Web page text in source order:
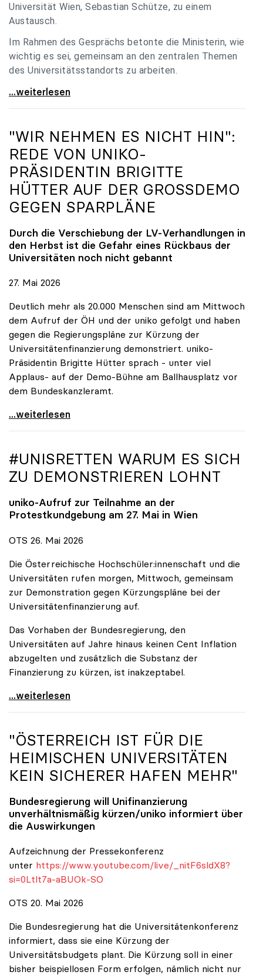
Universität Wien, Sebastian Schütze, zu einem
Austausch.
Im Rahmen des Gesprächs betonte die Ministerin, wie
wichtig es sei, gemeinsam an den zentralen Themen
des Universitätsstandorts zu arbeiten.
Holzleitner empfing uniko-Spitze zum Austausch
...weiterlesen
"WIR NEHMEN ES NICHT HIN":
REDE VON UNIKO-
PRÄSIDENTIN BRIGITTE
HÜTTER AUF DER GROSSDEMO G
EGEN SPARPLÄNE
Durch die Verschiebung der LV-Verhandlungen in
den Herbst ist die Gefahr eines Rückbaus der
Universitäten noch nicht gebannt
27. Mai 2026
Deutlich mehr als 20.000 Menschen sind am Mittwoch
dem Aufruf der ÖH und der uniko gefolgt und haben
gegen die Regierungspläne zur Kürzung der
Universitätenfinanzierung demonstriert. uniko-
Präsidentin Brigitte Hütter sprach - unter viel
Applaus- auf der Demo-Bühne am Ballhausplatz vor
dem Bundeskanzleramt.
\"Wir nehmen es nicht hin\": Rede von
...weiterlesen
#UNISRETTEN WARUM ES SICH
ZU DEMONSTRIEREN LOHNT
uniko-Aufruf zur Teilnahme an der
Protestkundgebung am 27. Mai in Wien
OTS 26. Mai 2026
Die Österreichische Hochschüler:innenschaft und die
Universitäten rufen morgen, Mittwoch, gemeinsam
zur Demonstration gegen Kürzungspläne bei der
Universitätenfinanzierung auf.
Das Vorhaben der Bundesregierung, den
Universitäten auf Jahre hinaus keinen Cent Inflation
abzugelten und zusätzlich die Substanz der
Finanzierung zu kürzen, ist inakzeptabel.
#UnisRetten Warum es sich zu demonstrieren lohnt
...weiterlesen
"ÖSTERREICH IST FÜR DIE
HEIMISCHEN UNIVERSITÄTEN
KEIN SICHERER HAFEN MEHR"
Bundesregierung will Unifinanzierung
unverhältnismäßig kürzen/uniko informiert über
die Auswirkungen
Aufzeichnung der Pressekonferenz
unter https://www.youtube.com/live/_nitF6sldX8?
si=0Ltlt7a-aBUOk-SO
OTS 20. Mai 2026
Die Bundesregierung hat die Universitätenkonferenz
informiert, dass sie eine Kürzung der
Universitätsbudgets plant. Die Kürzung soll in einer
bisher beispiellosen Form erfolgen, nämlich nicht nur